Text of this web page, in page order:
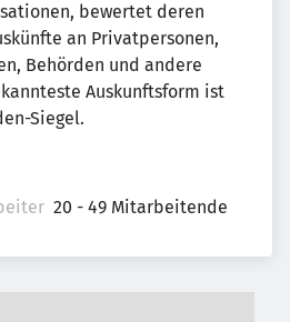
bewertet deren
an Privatpersonen,
Behörden und andere
Auskunftsform ist
Siegel.
20 - 49 Mitarbeitende